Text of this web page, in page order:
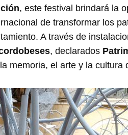
, este festival brindará la
de transformar los
A través de
, declarados
memoria, el arte y la cultura